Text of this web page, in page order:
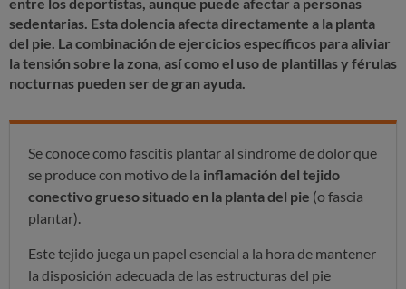
sedentarias. Esta dolencia afecta directamente a la planta
del pie. La combinación de ejercicios específicos para aliviar
la tensión sobre la zona, así como el uso de plantillas y férulas
nocturnas pueden ser de gran ayuda.
Se conoce como fascitis plantar al síndrome de dolor que
se produce con motivo de la inflamación del tejido
conectivo grueso situado en la planta del pie (o fascia
plantar).
Este tejido juega un papel esencial a la hora de mantener
la disposición adecuada de las estructuras del pie